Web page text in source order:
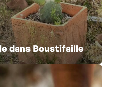
dans Boustifaille